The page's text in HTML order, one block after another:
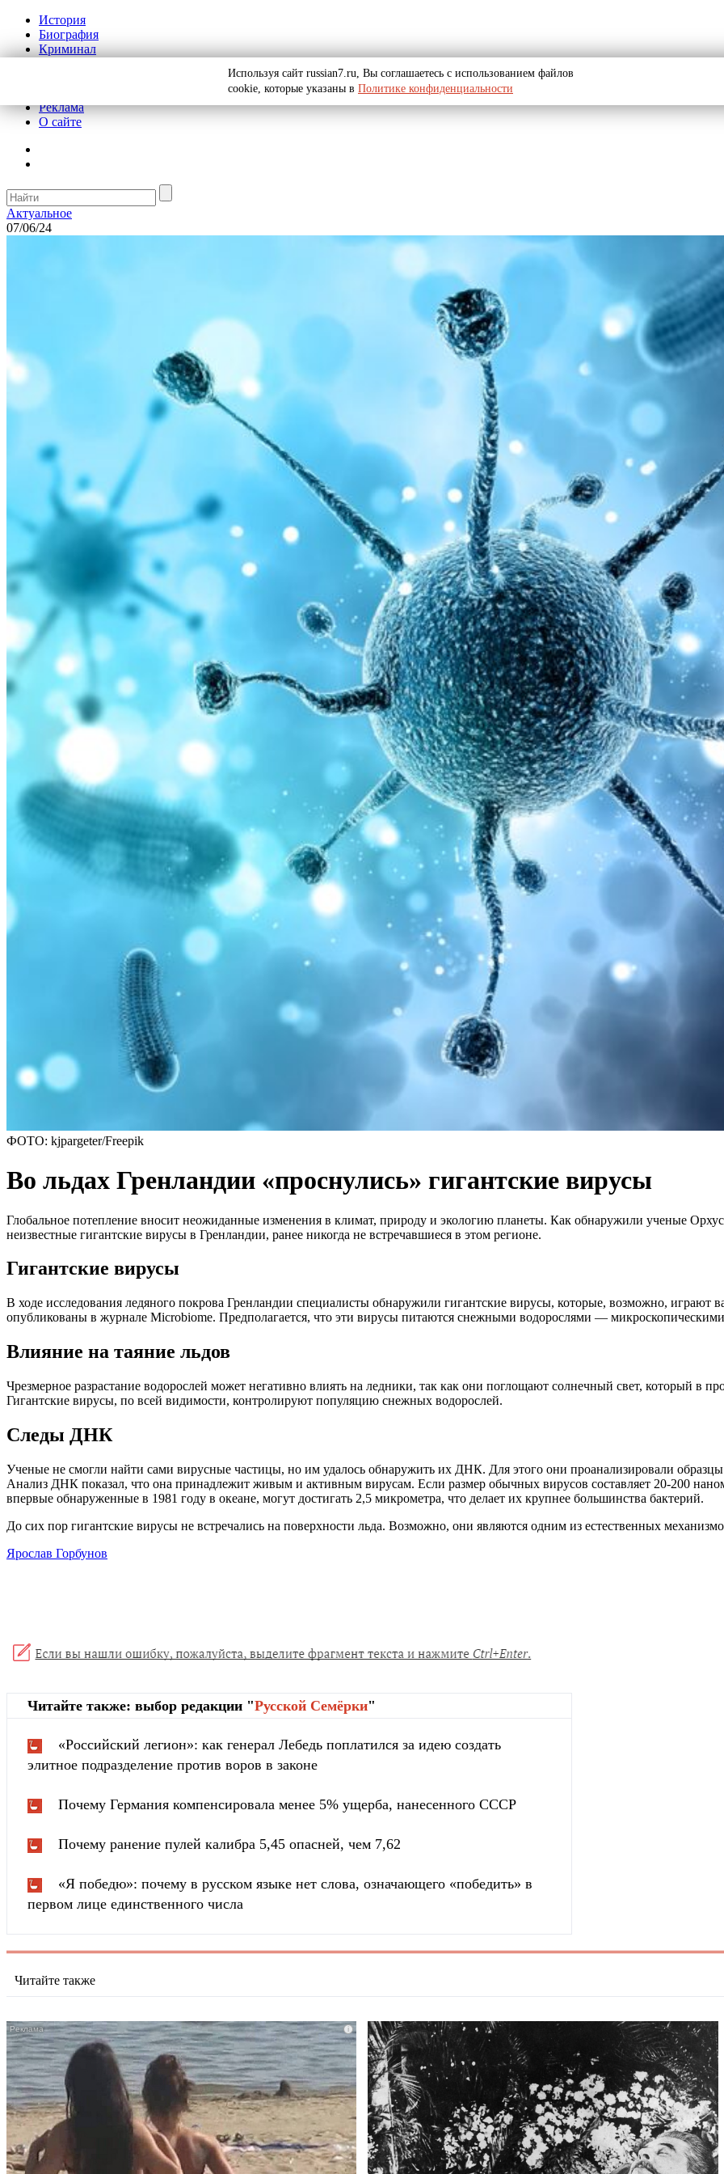
История
Биография
Криминал
Реклама
О сайте
Актуальное
07/06/24
ФОТО: kjpargeter/Freepik
Во льдах Гренландии «проснулись» гигантские вирусы
Глобальное потепление вносит неожиданные изменения в климат, природу и экологию планеты. Как обнаружили ученые
неизвестные гигантские вирусы в Гренландии, ранее никогда не встречавшиеся в этом регионе.
Гигантские вирусы
В ходе исследования ледяного покрова Гренландии специалисты обнаружили гигантские вирусы, которые, возможно, играют
опубликованы в журнале Microbiome. Предполагается, что эти вирусы питаются снежными водорослями —
Влияние на таяние льдов
Чрезмерное разрастание водорослей может негативно влиять на ледники, так как они поглощают солнечный свет, который в
Гигантские вирусы, по всей видимости, контролируют популяцию снежных водорослей.
Следы ДНК
Ученые не смогли найти сами вирусные частицы, но им удалось обнаружить их ДНК. Для этого они проанализировали
Анализ ДНК показал, что она принадлежит живым и активным вирусам. Если размер обычных вирусов составляет 20-200
впервые обнаруженные в 1981 году в океане, могут достигать 2,5 микрометра, что делает их крупнее большинства бактерий.
До сих пор гигантские вирусы не встречались на поверхности льда. Возможно, они являются одним из естественных
Ярослав Горбунов
Читайте также: выбор редакции "Русской Cемёрки"
«Российский легион»: как генерал Лебедь поплатился за идею создать
элитное подразделение против воров в законе
Почему Германия компенсировала менее 5% ущерба, нанесенного СССР
Почему ранение пулей калибра 5,45 опасней, чем 7,62
«Я победю»: почему в русском языке нет слова, означающего «победить» в
первом лице единственного числа
Читайте также
i
Используя сайт russian7.ru, Вы соглашаетесь с использованием файлов
cookie, которые указаны в Политике конфиденциальности